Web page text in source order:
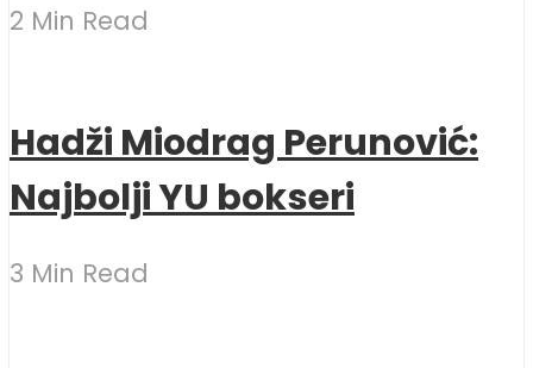
2 Min Read
Hadži Miodrag Perunović:
Najbolji YU bokseri
3 Min Read